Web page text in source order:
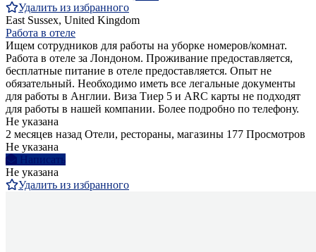
Удалить из избранного
East Sussex, United Kingdom
Работа в отеле
Ищем сотрудников для работы на уборке номеров/комнат.
Работа в отеле за Лондоном. Проживание предоставляется,
бесплатные питание в отеле предоставляется. Опыт не
обязательный. Необходимо иметь все легальные документы
для работы в Англии. Виза Тиер 5 и ARC карты не подходят
для работы в нашей компании. Более подробно по телефону.
Не указана
2 месяцев назад Отели, рестораны, магазины 177 Просмотров
Не указана
Написать
Не указана
Удалить из избранного